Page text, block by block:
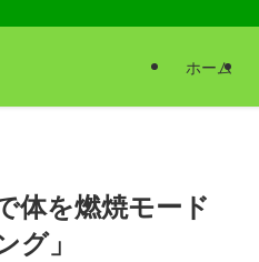
ホーム
体を燃焼モード
グ」